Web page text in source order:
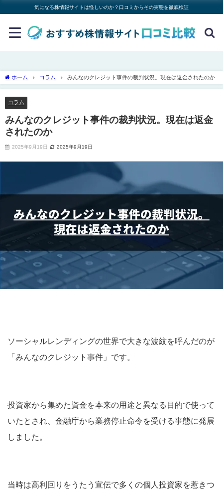
気になる株情報サイトは怪しいのか？口コミからその実態を徹底検証
ホーム コラム みんなのクレジット事件の裁判状況。現在は返金されたのか
コラム
みんなのクレジット事件の裁判状況。現在は返金
されたのか
2025年9月19日 2025年9月19日
ソーシャルレンディングの世界で大きな波紋を呼んだのが
「みんなのクレジット事件」です。
投資家から集めた資金を本来の用途と異なる目的で使って
いたとされ、金融庁から業務停止命令を受ける事態に発展
しました。
当時は高利回りをうたう宣伝で多くの個人投資家を惹きつ